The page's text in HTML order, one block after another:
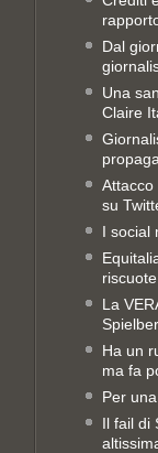
Dal
Una
Claire
Attacco
su
I social
La
Ha un
ma fa
Per
Il fail di